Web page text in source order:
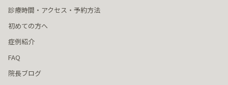
診療時間・アクセス・予約方法
初めての方へ
症例紹介
FAQ
院長ブログ